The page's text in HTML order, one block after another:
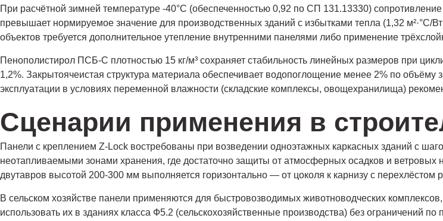
При расчётной зимней температуре -40°С (обеспеченностью 0,92 по СП 131.13330)
превышает нормируемое значение для производственных зданий с избытками тепла (1,32
объектов требуется дополнительное утепление внутренними панелями либо применение
Пенополистирол ПСБ-С плотностью 15 кг/м³ сохраняет стабильность линейных размеров при
1,2%. Закрытоячеистая структура материала обеспечивает водопоглощение менее 2% по объёму
эксплуатации в условиях переменной влажности (складские комплексы, овощехранилища)
Сценарии применения в
Панели с креплением Z-Lock востребованы при возведении одноэтажных каркасных зданий с
неотапливаемыми зонами хранения, где достаточно защиты от атмосферных осадков и
двутавров высотой 200-300 мм выполняется горизонтально — от цоколя к карнизу с перехлёстом
В сельском хозяйстве панели применяются для быстровозводимых животноводческих
использовать их в зданиях класса Ф5.2 (сельскохозяйственные производства) без ограничений